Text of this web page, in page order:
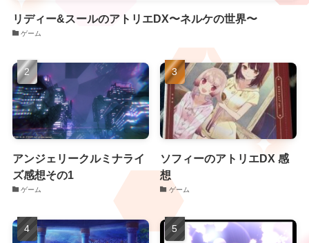
リディー&スールのアトリエDX〜ネルケの世界〜
ゲーム
アンジェリークルミナライ
ズ感想その1
ゲーム
ソフィーのアトリエDX 感
想
ゲーム